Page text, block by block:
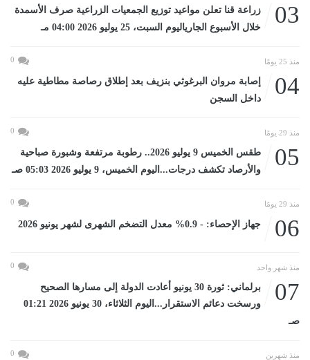
03
زراعة قنا تعلن مواعيد توزيع الجمعيات الزراعية صرف الأسمدة
خلال الأسبوع الجارياليوم السبت، 25 يوليو 2026 04:00 مـ
منذ 25 يومًا 0
04
إصابة مروان البرغوثي بنزيف بعد إطلاق رصاصة مطاطية عليه
داخل السجن
منذ 29 يومًا 0
05
طقس الخميس 9 يوليو 2026.. رطوبة مرتفعة وشبورة صباحية
والأرصاد تكشف درجات...اليوم الخميس، 9 يوليو 2026 05:03 صـ
منذ 29 يومًا 0
06 جهاز الإحصاء: - 0.9% معدل التضخم الشهرى لشهر يونيو 2026
منذ شهر واحد 0
07
برلماني: ثورة 30 يونيو أعادت الدولة إلى مسارها الصحيح
ورسخت دعائم الاستقرار...اليوم الثلاثاء، 30 يونيو 2026 01:21
صـ
منذ شهرين 0